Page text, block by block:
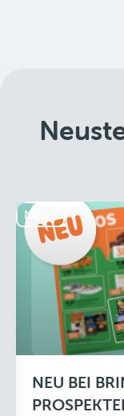
News
NEU BEI